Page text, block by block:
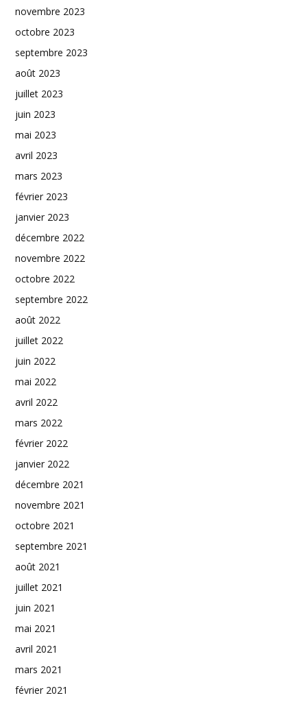
novembre 2023
octobre 2023
septembre 2023
août 2023
juillet 2023
juin 2023
mai 2023
avril 2023
mars 2023
février 2023
janvier 2023
décembre 2022
novembre 2022
octobre 2022
septembre 2022
août 2022
juillet 2022
juin 2022
mai 2022
avril 2022
mars 2022
février 2022
janvier 2022
décembre 2021
novembre 2021
octobre 2021
septembre 2021
août 2021
juillet 2021
juin 2021
mai 2021
avril 2021
mars 2021
février 2021